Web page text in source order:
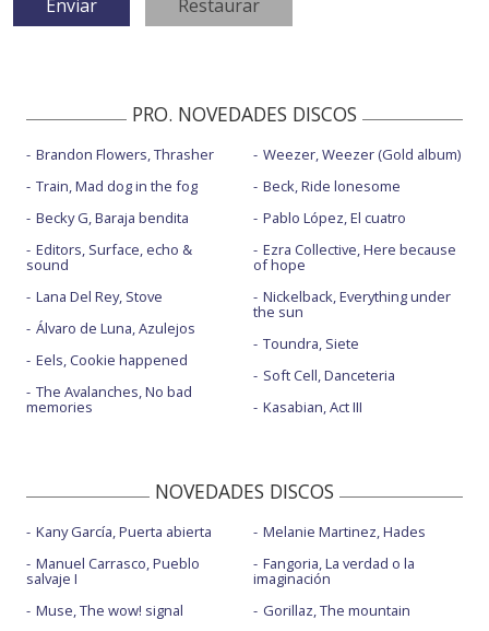
PRO. NOVEDADES DISCOS
Brandon Flowers, Thrasher
Train, Mad dog in the fog
Becky G, Baraja bendita
Editors, Surface, echo &
sound
Lana Del Rey, Stove
Álvaro de Luna, Azulejos
Eels, Cookie happened
The Avalanches, No bad
memories
Weezer, Weezer (Gold album)
Beck, Ride lonesome
Pablo López, El cuatro
Ezra Collective, Here because
of hope
Nickelback, Everything under
the sun
Toundra, Siete
Soft Cell, Danceteria
Kasabian, Act III
NOVEDADES DISCOS
Kany García, Puerta abierta
Manuel Carrasco, Pueblo
salvaje I
Muse, The wow! signal
Melanie Martinez, Hades
Fangoria, La verdad o la
imaginación
Gorillaz, The mountain